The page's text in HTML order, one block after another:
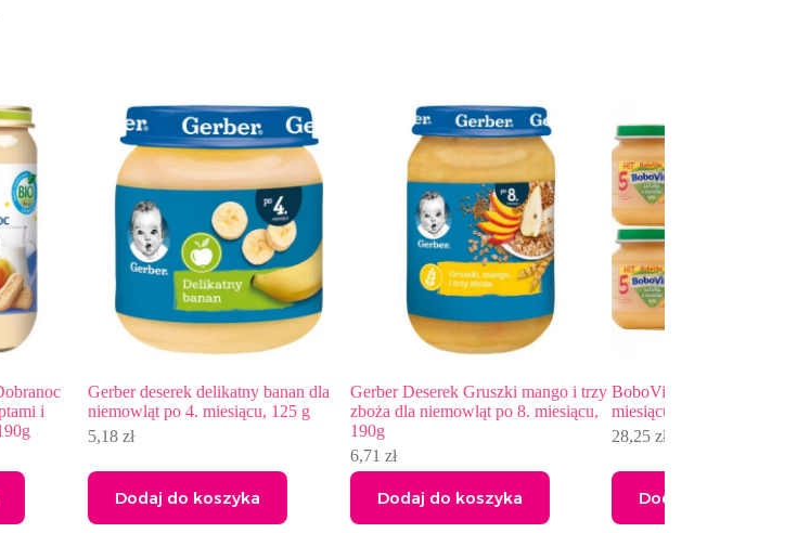
banan dla
125 g
Gerber Deserek Gruszki mango i trzy
zboża dla niemowląt po 8. miesiącu,
Dodaj do koszyka
BoboVita Sałatka z owoców lata po 5
miesiącu 125 g
Dodaj do koszyka